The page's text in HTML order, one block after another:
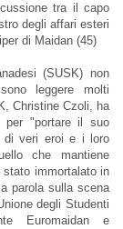
tra il capo
degli affari esteri
di Maidan (45)
(SUSK) non
leggere molti
Christine Czoli, ha
per "portare il suo
di veri eroi e i loro
che mantiene
stato immortalato in
parola sulla scena
degli Studenti
Euromaidan e